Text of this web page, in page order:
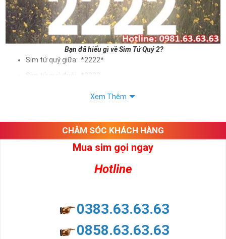
Bạn đã hiểu gì về Sim Tứ Quý 2?
Sim tứ quý giữa: *2222*
Sim tứ quý đuôi: *2222
như sự sắp xếp của các con số trong sim.
Ý nghĩa sim tứ quý 2
nhiều thành công, thăng tiến hơn.
và tính hai mặt. Số 2 thúc giục chúng ta lựa chọn, dựa vào những
Xem Thêm
CHĂM SÓC KHÁCH HÀNG
Mua sim gọi ngay
Hotline
0383.63.63.63
0858.63.63.63